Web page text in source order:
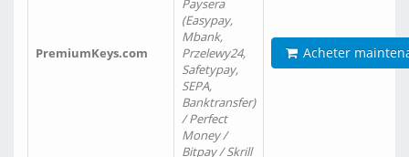
PremiumKeys.com
Paysera
(Easypay,
Mbank,
Przelewy24,
Safetypay,
SEPA,
Banktransfer)
/ Perfect
Money /
Bitpay / Skrill
Acheter